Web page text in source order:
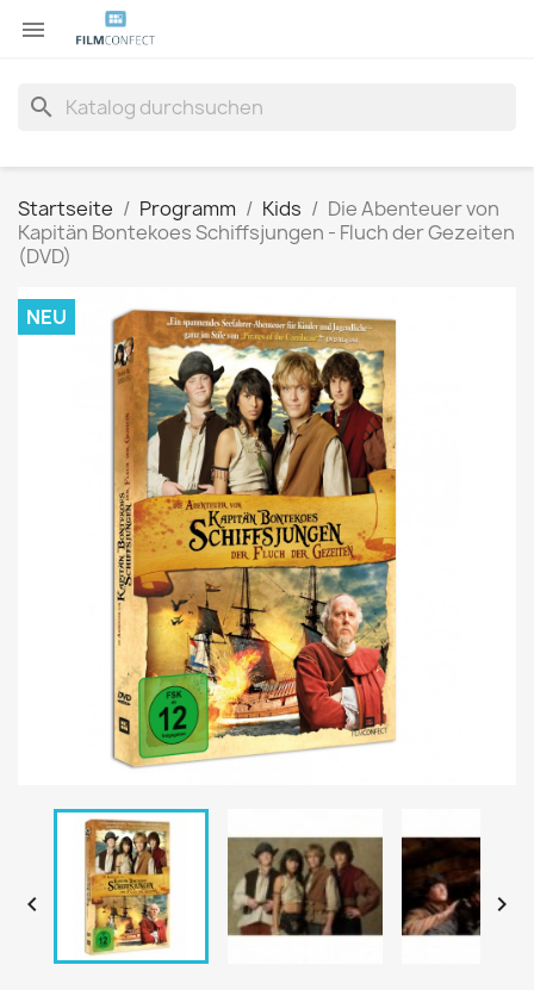

search
Startseite Programm Kids
Die Abenteuer von
Kapitän Bontekoes Schiffsjungen - Fluch der Gezeiten
(DVD)
NEU
 